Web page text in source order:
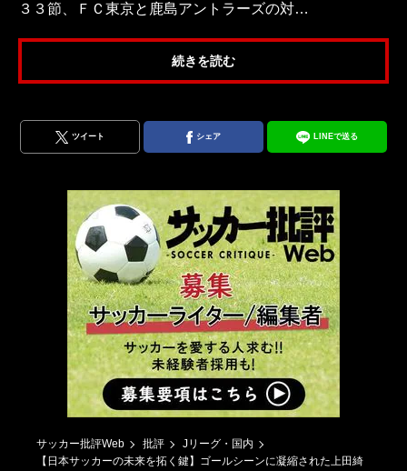
３３節、ＦＣ東京と鹿島アントラーズの対…
続きを読む
ツイート シェア LINEで送る
サッカー批評Web 批評
Jリーグ・国内
【日本サッカーの未来を拓く鍵】ゴールシーンに凝縮された上田綺